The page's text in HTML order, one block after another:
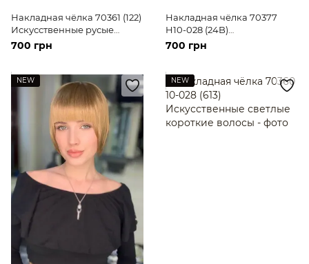
Накладная чёлка 70361 (122)
Искусственные русые
короткие волосы
700 грн
Накладная чёлка 70377
H10-028 (24B)
Искусственные русые
короткие волосы
700 грн
NEW NEW